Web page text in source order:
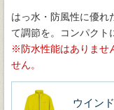
はっ水・防風性に優れ
て調節を。コンパクト
防水性能はありませ
せん。
ウイン